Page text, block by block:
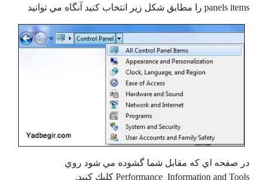
panels items را مطابق شكل زير انتخاب كنيد آنگاه مي توانيد
در صفحه اي كه مقابل شما گشوده مي شود روي
Performance Information and Tools كليك كنيد.